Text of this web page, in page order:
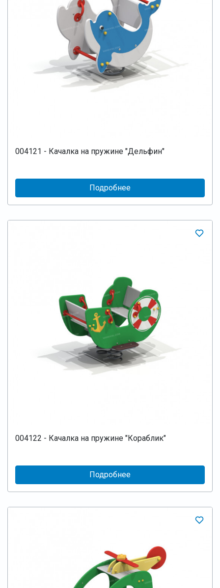
004121 - Качалка на пружине "Дельфин"
Подробнее
004122 - Качалка на пружине "Кораблик"
Подробнее